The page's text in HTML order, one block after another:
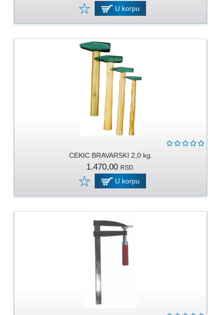
U korpu
CEKIC BRAVARSKI 2,0 kg.
1.470,00 RSD.
U korpu